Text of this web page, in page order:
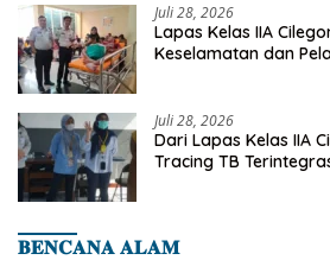
Juli 28, 2026
Lapas Kelas IIA
Keselamatan dan
Juli 28, 2026
Dari Lapas Kelas IIA
Tracing TB
𝐁𝐄𝐍𝐂𝐀𝐍𝐀 𝐀𝐋𝐀𝐌